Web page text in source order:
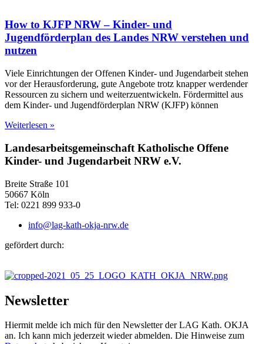
How to KJFP NRW – Kinder- und
Jugendförderplan des Landes NRW verstehen und
nutzen
Viele Einrichtungen der Offenen Kinder- und Jugendarbeit stehen
vor der Herausforderung, gute Angebote trotz knapper werdender
Ressourcen zu sichern und weiterzuentwickeln. Fördermittel aus
dem Kinder- und Jugendförderplan NRW (KJFP) können
Weiterlesen »
Landesarbeitsgemeinschaft Katholische Offene
Kinder- und Jugendarbeit NRW e.V.
Breite Straße 101
50667 Köln
Tel: 0221 899 933-0
info@lag-kath-okja-nrw.de
gefördert durch:
Newsletter
Hiermit melde ich mich für den Newsletter der LAG Kath. OKJA
an. Ich kann mich jederzeit wieder abmelden. Die Hinweise zum